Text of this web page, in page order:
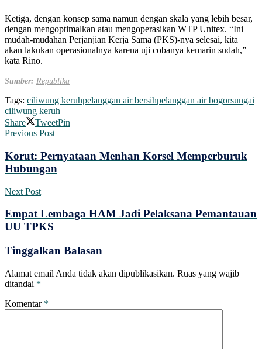
Ketiga, dengan konsep sama namun dengan skala yang lebih besar,
dengan mengoptimalkan atau mengoperasikan WTP Unitex. “Ini
mudah-mudahan Perjanjian Kerja Sama (PKS)-nya selesai, kita
akan lakukan operasionalnya karena uji cobanya kemarin sudah,”
kata Rino.
Sumber: Republika
Tags: ciliwung keruhpelanggan air bersihpelanggan air bogorsungai
ciliwung keruh
Share
TweetPin
Previous Post
Korut: Pernyataan Menhan Korsel Memperburuk
Hubungan
Next Post
Empat Lembaga HAM Jadi Pelaksana Pemantauan
UU TPKS
Tinggalkan Balasan
Alamat email Anda tidak akan dipublikasikan. Ruas yang wajib
ditandai *
Komentar *